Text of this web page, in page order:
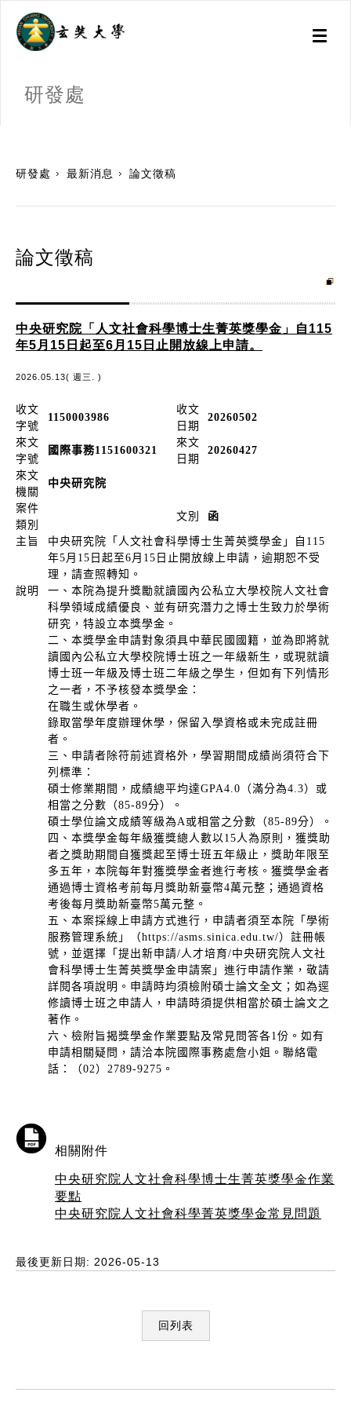
Toggle
研發處
研發處 最新消息 論文徵稿
論文徵稿
中央研究院「人文社會科學博士生菁英獎學金」自115
年5月15日起至6月15日止開放線上申請。
2026.05.13( 週三. )
收文
字號
1150003986
收文
日期
20260502
來文
字號
國際事務1151600321
來文
日期
20260427
來文
機關
中央研究院
案件
類別
文別 函
主旨
中央研究院「人文社會科學博士生菁英獎學金」自115
年5月15日起至6月15日止開放線上申請，逾期恕不受
理，請查照轉知。
說明
一、本院為提升獎勵就讀國內公私立大學校院人文社會
科學領域成績優良、並有研究潛力之博士生致力於學術
研究，特設立本獎學金。
二、本獎學金申請對象須具中華民國國籍，並為即將就
讀國內公私立大學校院博士班之一年級新生，或現就讀
博士班一年級及博士班二年級之學生，但如有下列情形
之一者，不予核發本獎學金：
在職生或休學者。
錄取當學年度辦理休學，保留入學資格或未完成註冊
者。
三、申請者除符前述資格外，學習期間成績尚須符合下
列標準：
碩士修業期間，成績總平均達GPA4.0（滿分為4.3）或
相當之分數（85-89分）。
碩士學位論文成績等級為A或相當之分數（85-89分）。
四、本獎學金每年級獲獎總人數以15人為原則，獲獎助
者之獎助期間自獲獎起至博士班五年級止，獎助年限至
多五年，本院每年對獲獎學金者進行考核。獲獎學金者
通過博士資格考前每月獎助新臺幣4萬元整；通過資格
考後每月獎助新臺幣5萬元整。
五、本案採線上申請方式進行，申請者須至本院「學術
服務管理系統」（https://asms.sinica.edu.tw/）註冊帳
號，並選擇「提出新申請/人才培育/中央研究院人文社
會科學博士生菁英獎學金申請案」進行申請作業，敬請
詳閱各項說明。申請時均須檢附碩士論文全文；如為逕
修讀博士班之申請人，申請時須提供相當於碩士論文之
著作。
六、檢附旨揭獎學金作業要點及常見問答各1份。如有
申請相關疑問，請洽本院國際事務處詹小姐。聯絡電
話：（02）2789-9275。
相關附件
中央研究院人文社會科學博士生菁英獎學金作業
要點
中央研究院人文社會科學菁英獎學金常見問題
最後更新日期: 2026-05-13
回列表